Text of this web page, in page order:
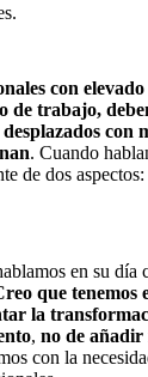
con
de trabajo,
con
. Cuando
de dos aspectos:
en su día
que tenemos
la
, no de añadir
con la